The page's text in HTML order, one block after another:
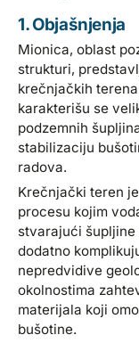
1. Objašnjenja
Mionica, oblast
strukturi,
krečnjačkih
karakterišu se
podzemnih
stabilizaciju
radova.
Krečnjački teren
procesu kojim
stvarajući šupljine
dodatno
nepredvidive
okolnostima
materijala koji
bušotine.